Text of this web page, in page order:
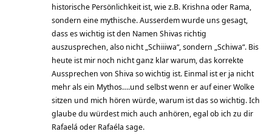
historische Persönlichkeit ist, wie z.B. Krishna oder Rama,
sondern eine mythische. Ausserdem wurde uns gesagt,
dass es wichtig ist den Namen Shivas richtig
auszusprechen, also nicht „Schiiiwa“, sondern „Schiwa“. Bis
heute ist mir noch nicht ganz klar warum, das korrekte
Aussprechen von Shiva so wichtig ist. Einmal ist er ja nicht
mehr als ein Mythos….und selbst wenn er auf einer Wolke
sitzen und mich hören würde, warum ist das so wichtig. Ich
glaube du würdest mich auch anhören, egal ob ich zu dir
Rafaelá oder Rafaéla sage.